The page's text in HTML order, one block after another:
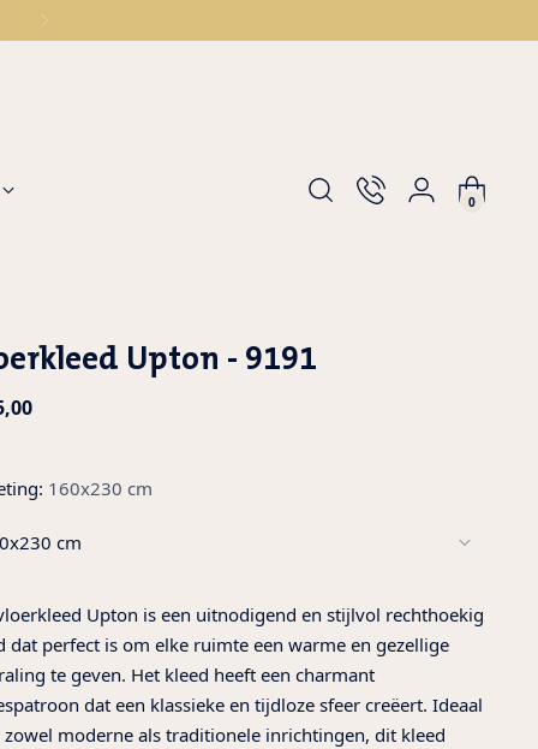
0
Upton - 9191
160x230 cm
Upton is een uitnodigend en stijlvol rechthoekig
dat perfect is om elke ruimte een warme en gezellige
te geven. Het kleed heeft een charmant
dat een klassieke en tijdloze sfeer creëert. Ideaal
moderne als traditionele inrichtingen, dit kleed